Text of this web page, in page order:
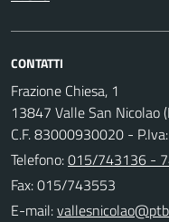
CONTATTI
Frazione Chiesa, 1
13847 Valle San Nicolao
C.F. 83000930020 -
Telefono:015/743136 -
Fax: 015/743553
E-mail: